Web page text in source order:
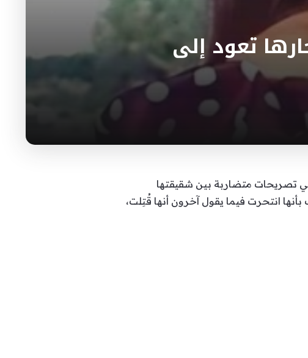
تعود إلى
في تصريحات متضاربة بين شقيقتها
في لندن عام 2001 إذ تفيد بعض الأطراف بأنها انتحرت فيما يقول آخرون أنها قُتِلت،